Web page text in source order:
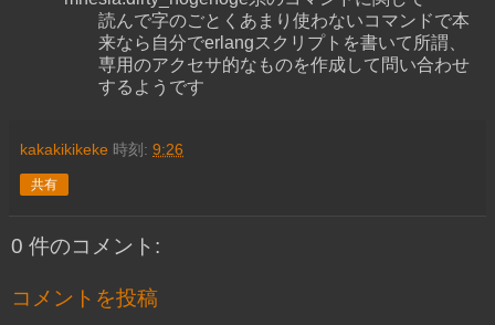
読んで字のごとくあまり使わないコマンドで本
来なら自分でerlangスクリプトを書いて所謂、
専用のアクセサ的なものを作成して問い合わせ
するようです
kakakikikeke 時刻: 9:26
共有
0 件のコメント:
コメントを投稿